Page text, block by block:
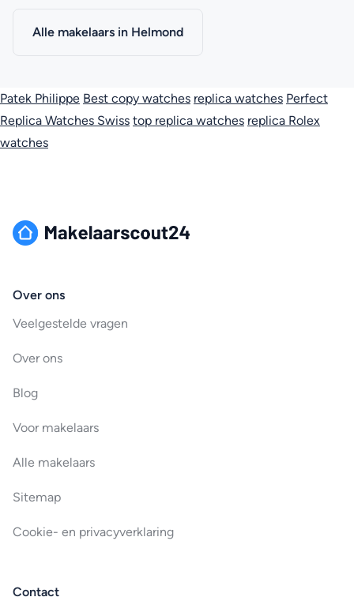
Alle makelaars in Helmond
Patek Philippe Best copy watches replica watches Perfect
Replica Watches Swiss top replica watches replica Rolex
watches
Over ons
Veelgestelde vragen
Over ons
Blog
Voor makelaars
Alle makelaars
Sitemap
Cookie- en privacyverklaring
Contact